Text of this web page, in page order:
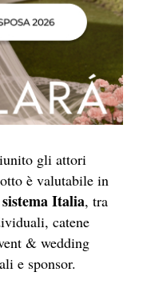
gli attori
è valutabile in
Italia, tra
catene
& wedding
e sponsor.